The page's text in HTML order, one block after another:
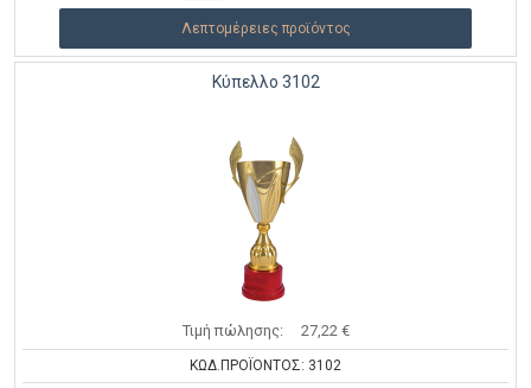
Λεπτομέρειες προϊόντος
Κύπελλο 3102
Τιμή πώλησης: 27,22 €
ΚΩΔ.ΠΡΟΪΟΝΤΟΣ: 3102